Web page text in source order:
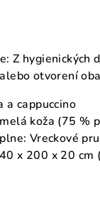
Z hygienických
otvorení
a cappuccino
koža (75 %
Vreckové
x 200 x 20 cm